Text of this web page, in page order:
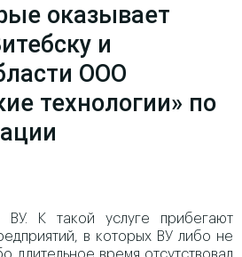
оказывает
и
ООО
технологии» по
ВУ. К такой услуге прибегают
в которых ВУ либо не